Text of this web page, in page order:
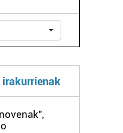
irakurrienak